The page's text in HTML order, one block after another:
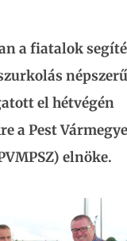
a fiatalok
el hétvégén
a Pest
elnöke.